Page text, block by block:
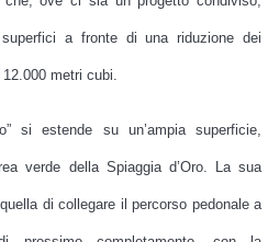
a fronte di una riduzione dei
metri cubi.
si estende su un’ampia superficie,
verde della Spiaggia d’Oro. La sua
di collegare il percorso pedonale a